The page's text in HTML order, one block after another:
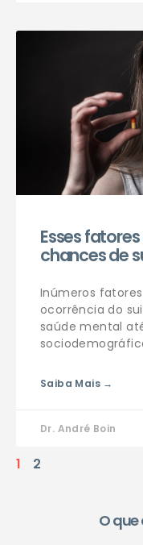
Esses
chances de
Inúmeros
ocorrência do
saúde mental
Saiba Mais →
Dr. André Boin
1 2
O